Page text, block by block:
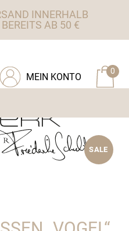
INNERHALB
AB 50 €
0
MEIN KONTO
SALE